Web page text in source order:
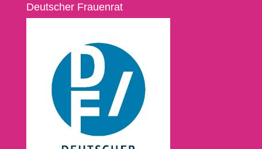
Deutscher Frauenrat